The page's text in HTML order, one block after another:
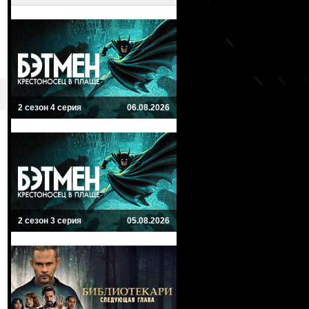
2 сезон 4 серия 06.08.2026
2 сезон 3 серия 05.08.2026